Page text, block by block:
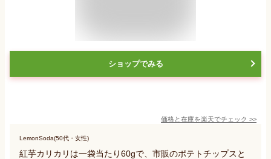
ショップでみる
価格と在庫を楽天でチェック >>
LemonSoda(50代・女性)
紅芋カリカリは一袋当たり60gで、市販のポテトチップスと